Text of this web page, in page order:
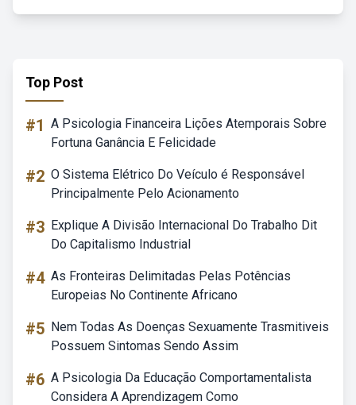
Top Post
#1 A Psicologia Financeira Lições Atemporais Sobre
Fortuna Ganância E Felicidade
#2 O Sistema Elétrico Do Veículo é Responsável
Principalmente Pelo Acionamento
#3 Explique A Divisão Internacional Do Trabalho Dit
Do Capitalismo Industrial
#4 As Fronteiras Delimitadas Pelas Potências
Europeias No Continente Africano
#5 Nem Todas As Doenças Sexuamente Trasmitiveis
Possuem Sintomas Sendo Assim
#6 A Psicologia Da Educação Comportamentalista
Considera A Aprendizagem Como